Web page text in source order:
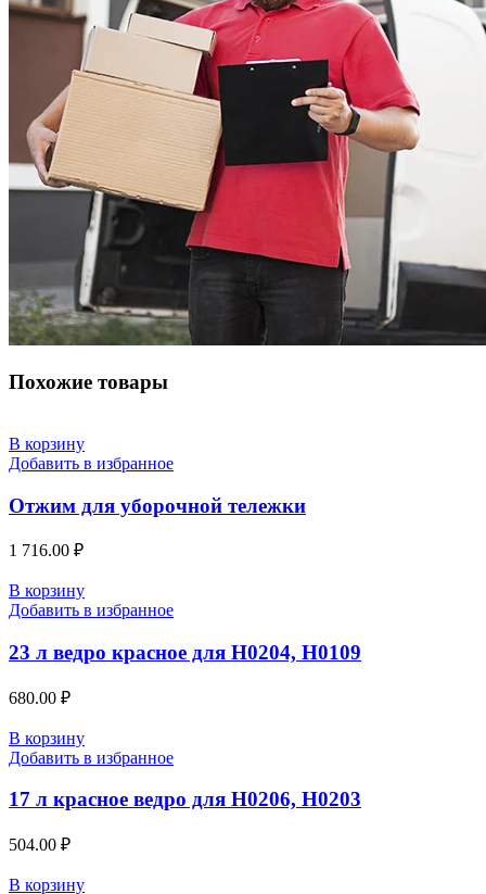
Похожие товары
В корзину
Добавить в избранное
Отжим для уборочной тележки
1 716.00 ₽
В корзину
Добавить в избранное
23 л ведро красное для H0204, Н0109
680.00 ₽
В корзину
Добавить в избранное
17 л красное ведро для H0206, Н0203
504.00 ₽
В корзину